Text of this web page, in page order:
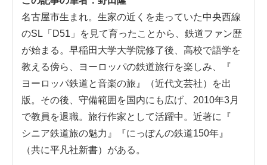
名古屋市生まれ。生家の近くを走っていた中央西線
のSL「D51」を見て育ったことから、鉄道ファン歴
が始まる。早稲田大学大学院修了後、高校で語学を
教える傍ら、ヨーロッパの鉄道旅行を楽しみ、『
ヨーロッパ鉄道と音楽の旅 』（近代文芸社）を出
版。その後、守備範囲を国内にも広げ、2010年3月
で教員を退職。旅行作家として活躍中。近著に『
シニア鉄道旅の魅力 』『にっぽんの鉄道150年 』
（共に平凡社新書）がある。